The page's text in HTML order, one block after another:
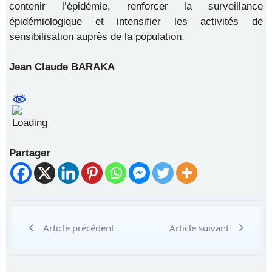
contenir l’épidémie, renforcer la surveillance
épidémiologique et intensifier les activités de
sensibilisation auprès de la population.
Jean Claude BARAKA
Partager
Article précédent Article suivant